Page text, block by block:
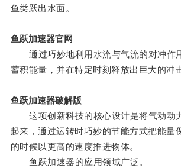
鱼类跃出水面。
鱼跃加速器官网
通过巧妙地利用水流与气流的对冲作
蓄积能量，并在特定时刻释放出巨大的冲
鱼跃加速器破解版
这项创新科技的核心设计是将气动动
起来，通过运转时巧妙的节能方式把能量
的时候以更高的速度推进物体。
鱼跃加速器的应用领域广泛。